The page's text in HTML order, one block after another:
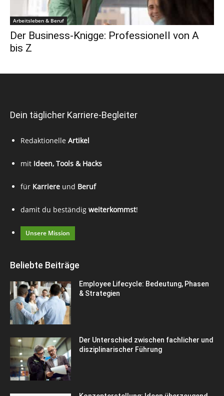
Arbeitsleben & Beruf
Der Business-Knigge: Professionell von A
bis Z
Dein täglicher Karriere-Begleiter
Redaktionelle Artikel
mit Ideen, Tools & Hacks
für Karriere und Beruf
damit du beständig weiterkommst!
Unsere Mission
Beliebte Beiträge
Employee Lifecycle: Bedeutung, Phasen
& Strategien
Der Unterschied zwischen fachlicher und
disziplinarischer Führung